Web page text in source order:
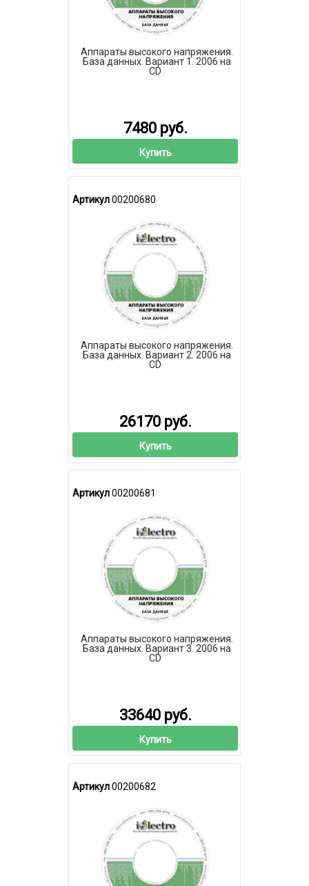
Аппараты высокого напряжения.
База данных. Вариант 1. 2006 на
CD
7480 руб.
Купить
Артикул00200680
Аппараты высокого напряжения.
База данных. Вариант 2. 2006 на
CD
26170 руб.
Купить
Артикул00200681
Аппараты высокого напряжения.
База данных. Вариант 3. 2006 на
CD
33640 руб.
Купить
Артикул00200682